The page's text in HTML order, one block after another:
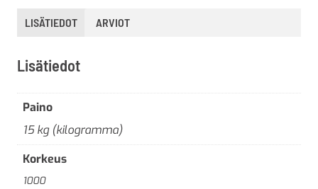
LISÄTIEDOT ARVIOT
Lisätiedot
Paino
15 kg (kilogramma)
Korkeus
1000